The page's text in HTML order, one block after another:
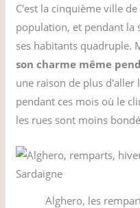
C'est la cinquième ville
population, et pendant la
ses habitants quadruple.
son charme même
une raison de plus
pendant ces mois où le
les rues sont moins
Alghero, les